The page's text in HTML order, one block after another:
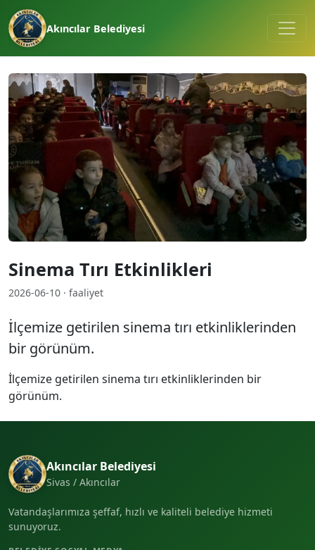
Akıncılar Belediyesi
Sinema Tırı Etkinlikleri
2026-06-10 · faaliyet
İlçemize getirilen sinema tırı etkinliklerinden
bir görünüm.
İlçemize getirilen sinema tırı etkinliklerinden bir
görünüm.
Akıncılar Belediyesi
Sivas / Akıncılar
Vatandaşlarımıza şeffaf, hızlı ve kaliteli belediye hizmeti
sunuyoruz.